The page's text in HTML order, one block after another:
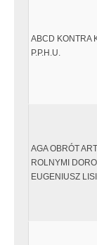
ABCD KONTRA
P.P.H.U.
AGA OBRÓT
ROLNYMI
EUGENIUSZ